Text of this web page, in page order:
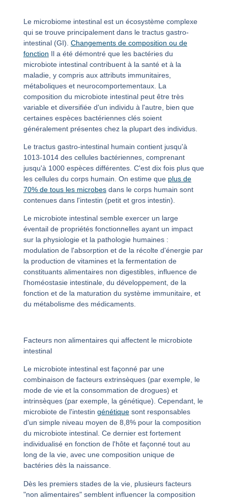
Le microbiome intestinal est un écosystème complexe
qui se trouve principalement dans le tractus gastro-
intestinal (GI). Changements de composition ou de
fonction Il a été démontré que les bactéries du
microbiote intestinal contribuent à la santé et à la
maladie, y compris aux attributs immunitaires,
métaboliques et neurocomportementaux. La
composition du microbiote intestinal peut être très
variable et diversifiée d'un individu à l'autre, bien que
certaines espèces bactériennes clés soient
généralement présentes chez la plupart des individus.
Le tractus gastro-intestinal humain contient jusqu'à
1013-1014des cellules bactériennes, comprenant
jusqu'à 1000 espèces différentes. C'est dix fois plus que
les cellules du corps humain. On estime que plus de
70% de tous les microbesdans le corps humain sont
contenues dans l'intestin (petit et gros intestin).
Le microbiote intestinal semble exercer un large
éventail de propriétés fonctionnelles ayant un impact
sur la physiologie et la pathologie humaines :
modulation de l'absorption et de la récolte d'énergie par
la production de vitamines et la fermentation de
constituants alimentaires non digestibles, influence de
l'homéostasie intestinale, du développement, de la
fonction et de la maturation du système immunitaire, et
du métabolisme des médicaments.
Facteurs non alimentaires qui affectent le microbiote
intestinal
Le microbiote intestinal est façonné par une
combinaison de facteurs extrinsèques (par exemple, le
mode de vie et la consommation de drogues) et
intrinsèques (par exemple, la génétique). Cependant, le
microbiote de l'intestin génétiquesont responsables
d'un simple niveau moyen de 8,8% pour la composition
du microbiote intestinal. Ce dernier est fortement
individualisé en fonction de l'hôte et façonné tout au
long de la vie, avec une composition unique de
bactéries dès la naissance.
Dès les premiers stades de la vie, plusieurs facteurs
"non alimentaires" semblent influencer la composition